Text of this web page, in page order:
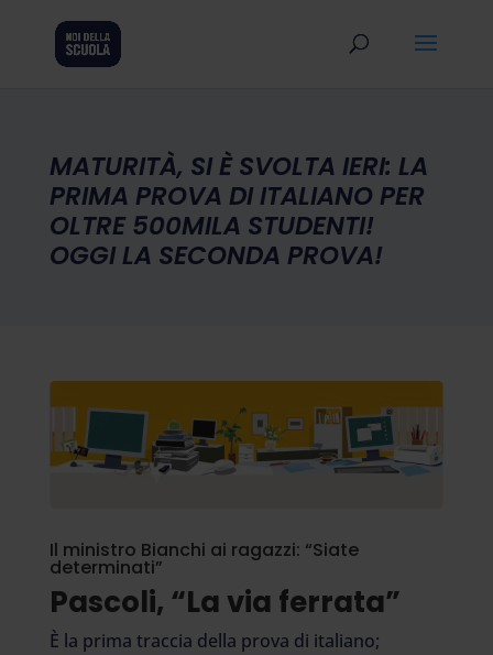
MATURITÀ, SI È SVOLTA IERI: LA
PRIMA PROVA DI ITALIANO PER
OLTRE 500MILA STUDENTI!
OGGI LA SECONDA PROVA!
Il ministro Bianchi ai ragazzi: “Siate
determinati”
Pascoli, “La via ferrata”
È la prima traccia della prova di italiano;